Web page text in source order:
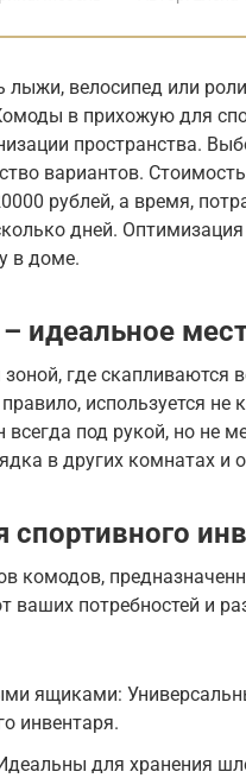
лыжи, велосипед или
в прихожую для
пространства.
вариантов.
рублей, а время,
дней.
в доме.
идеальное
где скапливаются
используется
всегда под рукой, но не
в других комнатах и
комодов,
ваших потребностей и
ящиками:
инвентаря.
для хранения